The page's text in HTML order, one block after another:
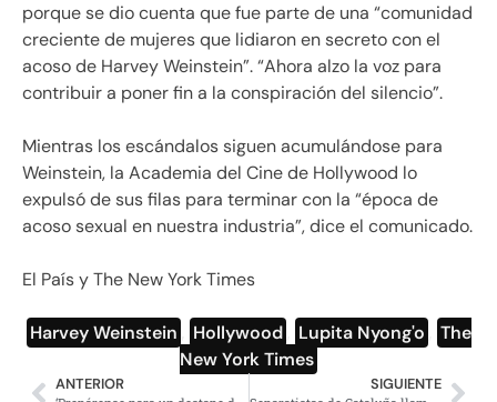
porque se dio cuenta que fue parte de una “comunidad
creciente de mujeres que lidiaron en secreto con el
acoso de Harvey Weinstein”. “Ahora alzo la voz para
contribuir a poner fin a la conspiración del silencio”.
Mientras los escándalos siguen acumulándose para
Weinstein, la Academia del Cine de Hollywood lo
expulsó de sus filas para terminar con la “época de
acoso sexual en nuestra industria”, dice el comunicado.
El País y The New York Times
Harvey Weinstein Hollywood Lupita Nyong'o
The
New York Times
ANTERIOR SIGUIENTE